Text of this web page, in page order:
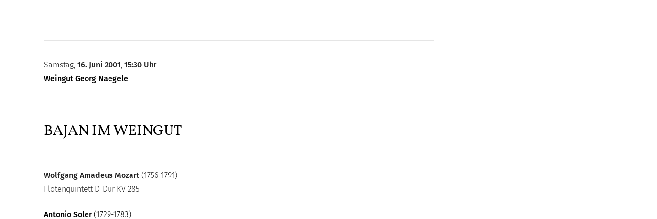
Samstag, 16. Juni 2001, 15:30 Uhr
Weingut Georg Naegele
BAJAN IM WEINGUT
Wolfgang Amadeus Mozart (1756-1791)
Flötenquintett D-Dur KV 285
Antonio Soler(1729-1783)